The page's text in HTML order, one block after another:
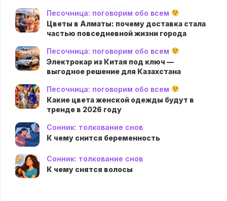
Песочница: поговорим обо всем
Цветы в Алматы: почему доставка стала
частью повседневной жизни города
Песочница: поговорим обо всем
Электрокар из Китая под ключ —
выгодное решение для Казахстана
Песочница: поговорим обо всем
Какие цвета женской одежды будут в
тренде в 2026 году
Сонник: толкование снов
К чему снится беременность
Сонник: толкование снов
К чему снятся волосы